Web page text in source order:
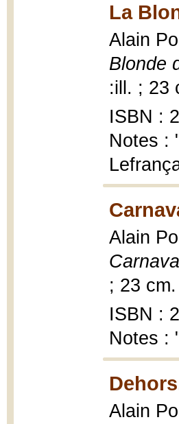
La
Alain
Blonde
:ill. ; 23
ISBN :
Notes :
Alain
; 23 cm.
ISBN :
Notes :
Alain